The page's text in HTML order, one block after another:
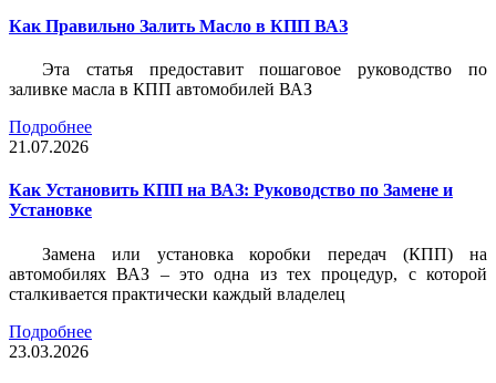
Как Правильно Залить Масло в КПП ВАЗ
Эта статья предоставит пошаговое руководство по
заливке масла в КПП автомобилей ВАЗ
Подробнее
21.07.2026
Как Установить КПП на ВАЗ: Руководство по Замене и
Установке
Замена или установка коробки передач (КПП) на
автомобилях ВАЗ – это одна из тех процедур, с которой
сталкивается практически каждый владелец
Подробнее
23.03.2026